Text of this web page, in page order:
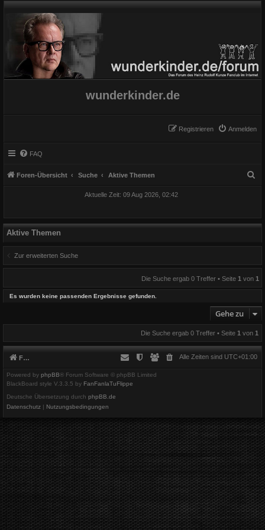
wunderkinder.de
Anmelden
Registrieren
FAQ
Foren-Übersicht Suche Aktive Themen
Aktuelle Zeit: 09 Aug 2026, 02:42
Aktive Themen
Zur erweiterten Suche
Die Suche ergab 0 Treffer • Seite 1 von 1
Es wurden keine passenden Ergebnisse gefunden.
Gehe zu
Die Suche ergab 0 Treffer • Seite 1 von 1
Foren-Übersicht Alle Zeiten sind UTC+01:00
Powered by phpBB® Forum Software © phpBB Limited
BlackBoard style V.3.3.5 by FanFanlaTuFlippe
Deutsche Übersetzung durch phpBB.de
Datenschutz | Nutzungsbedingungen